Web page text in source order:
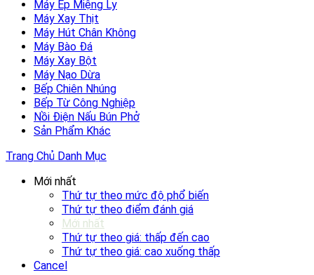
Máy Ép Miệng Ly
Máy Xay Thịt
Máy Hút Chân Không
Máy Bào Đá
Máy Xay Bột
Máy Nạo Dừa
Bếp Chiên Nhúng
Bếp Từ Công Nghiệp
Nồi Điện Nấu Bún Phở
Sản Phẩm Khác
Trang Chủ Danh Mục
Mới nhất
Thứ tự theo mức độ phổ biến
Thứ tự theo điểm đánh giá
Mới nhất
Thứ tự theo giá: thấp đến cao
Thứ tự theo giá: cao xuống thấp
Cancel